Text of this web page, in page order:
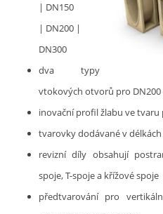
| DN150
| DN200 |
DN300
dva typy
vtokových otvorů pro
inovační profil žlabu ve tvaru
tvarovky dodávané v délkách
revizní díly obsahují
spoje, T-spoje a křížové spoje
předtvarování pro